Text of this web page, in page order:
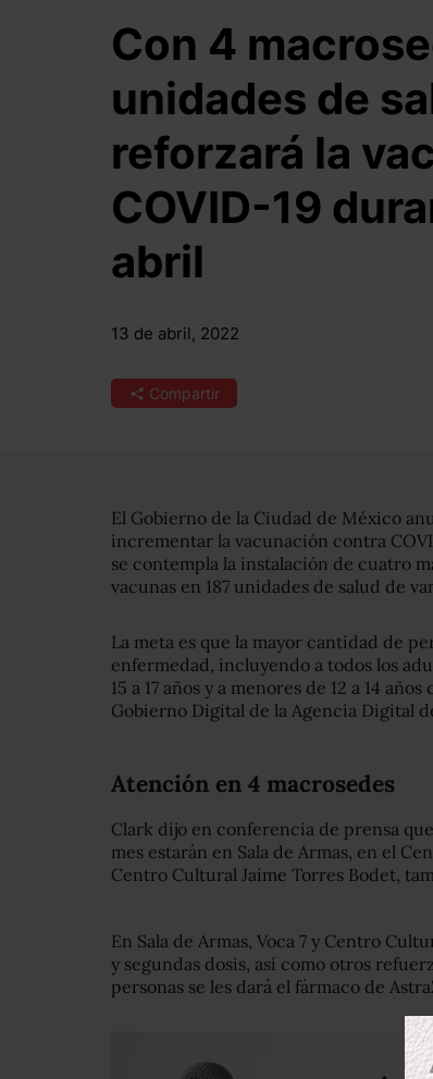
Con 4
unidades de
reforzará la
COVID-19
abril
13 de abril, 2022
Compartir
El Gobierno de la Ciudad de México
incrementar la vacunación contra
se contempla la instalación de cuatro
vacunas en 187 unidades de salud de
La meta es que la mayor cantidad de
enfermedad, incluyendo a todos los
15 a 17 años y a menores de 12 a 14
Gobierno Digital de la Agencia Digital
Atención en 4 macrosedes
Clark dijo en conferencia de prensa
mes estarán en Sala de Armas, en el
Centro Cultural Jaime Torres Bodet,
En Sala de Armas, Voca 7 y Centro
y segundas dosis, así como otros
personas se les dará el fármaco de